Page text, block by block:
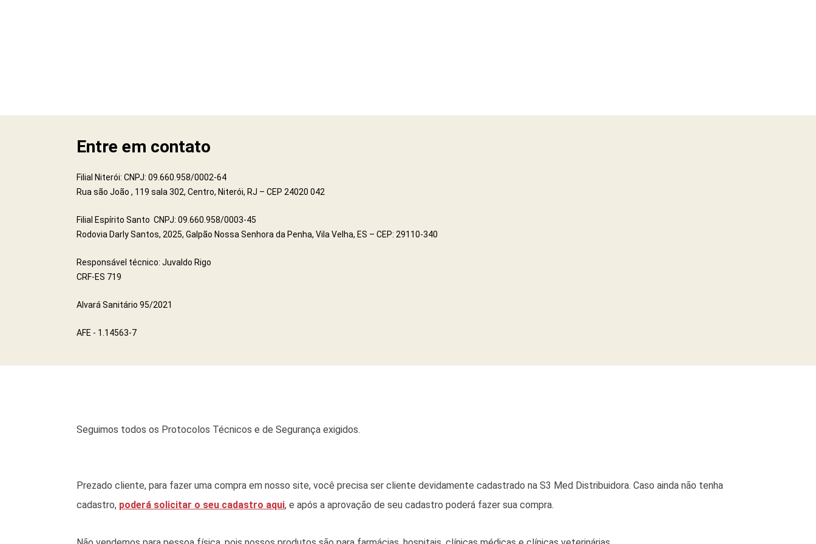
Entre em contato
Filial Niterói: CNPJ: 09.660.958/0002-64
Rua são João , 119 sala 302, Centro, Niterói, RJ – CEP 24020 042
Filial Espírito Santo CNPJ: 09.660.958/0003-45
Rodovia Darly Santos, 2025, Galpão Nossa Senhora da Penha, Vila Velha, ES – CEP: 29110-340
Responsável técnico: Juvaldo Rigo
CRF-ES 719
Alvará Sanitário 95/2021
AFE - 1.14563-7
Seguimos todos os Protocolos Técnicos e de Segurança exigidos.
Prezado cliente, para fazer uma compra em nosso site, você precisa ser cliente devidamente cadastrado na S3 Med Distribuidora. Caso ainda não tenha
cadastro, poderá solicitar o seu cadastro aqui, e após a aprovação de seu cadastro poderá fazer sua compra.